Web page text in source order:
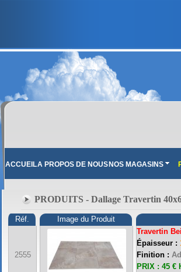
ACCUEILA PROPOS DE NOUS NOS MAGASINS
PRODUITS - Dallage Travertin
Réf. Image du Produit
2555
Travertin
Épaisseur :
Finition :
PRIX : 45 €